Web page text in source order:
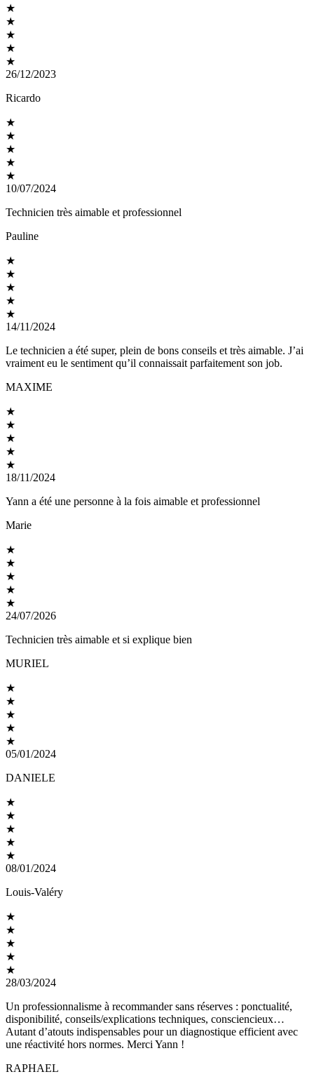
★
★
★
★
★
26/12/2023
Ricardo
★
★
★
★
★
10/07/2024
Technicien très aimable et professionnel
Pauline
★
★
★
★
★
14/11/2024
Le technicien a été super, plein de bons conseils et très aimable. J’ai
vraiment eu le sentiment qu’il connaissait parfaitement son job.
MAXIME
★
★
★
★
★
18/11/2024
Yann a été une personne à la fois aimable et professionnel
Marie
★
★
★
★
★
24/07/2026
Technicien très aimable et si explique bien
MURIEL
★
★
★
★
★
05/01/2024
DANIELE
★
★
★
★
★
08/01/2024
Louis-Valéry
★
★
★
★
★
28/03/2024
Un professionnalisme à recommander sans réserves : ponctualité,
disponibilité, conseils/explications techniques, consciencieux…
Autant d’atouts indispensables pour un diagnostique efficient avec
une réactivité hors normes. Merci Yann !
RAPHAEL